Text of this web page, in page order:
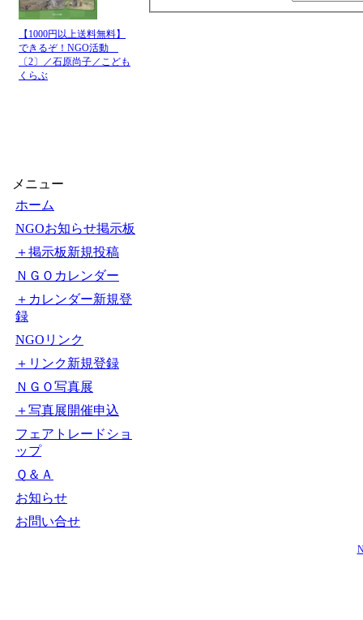
【1000円以上送料無料】
できるぞ！NGO活動
〔2〕／石原尚子／こども
くらぶ
メニュー
ホーム
NGOお知らせ掲示板
＋掲示板新規投稿
ＮＧＯカレンダー
＋カレンダー新規登
録
NGOリンク
＋リンク新規登録
ＮＧＯ写真展
＋写真展開催申込
フェアトレードショ
ップ
Ｑ＆Ａ
お知らせ
お問い合せ